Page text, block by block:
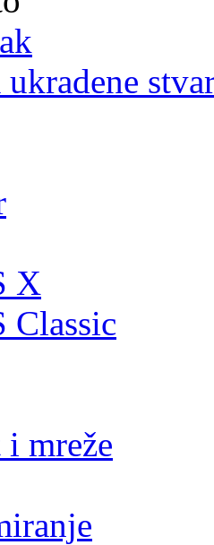
ukradene
X
Classic
mreže